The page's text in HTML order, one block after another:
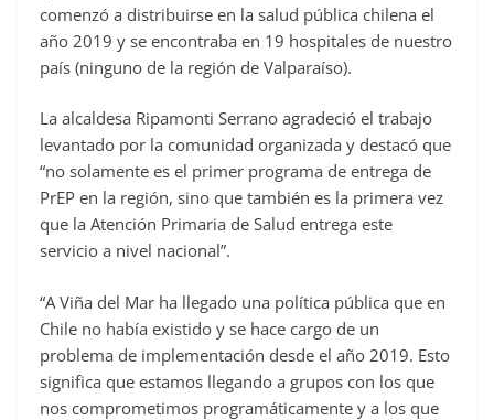
comenzó a distribuirse en la salud pública chilena el
año 2019 y se encontraba en 19 hospitales de nuestro
país (ninguno de la región de Valparaíso).
La alcaldesa Ripamonti Serrano agradeció el trabajo
levantado por la comunidad organizada y destacó que
“no solamente es el primer programa de entrega de
PrEP en la región, sino que también es la primera vez
que la Atención Primaria de Salud entrega este
servicio a nivel nacional”.
“A Viña del Mar ha llegado una política pública que en
Chile no había existido y se hace cargo de un
problema de implementación desde el año 2019. Esto
significa que estamos llegando a grupos con los que
nos comprometimos programáticamente y a los que